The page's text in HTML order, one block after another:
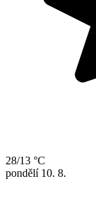
28/13 °C
pondělí 10. 8.